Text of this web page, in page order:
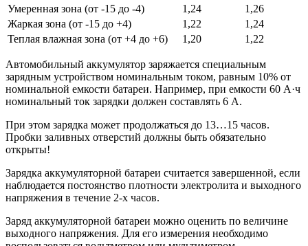
Умеренная зона (от -15 до -4)
1,24
1,26
Жаркая зона (от -15 до +4)
1,22
1,24
Теплая влажная зона (от +4 до +6)
1,20 1,22
Автомобильный аккумулятор заряжается специальным
зарядным устройством номинальным током, равным 10% от
номинальной емкости батареи. Например, при емкости 60 А·ч
номинальный ток зарядки должен составлять 6 А.
При этом зарядка может продолжаться до 13…15 часов.
Пробки заливных отверстий должны быть обязательно
открыты!
Зарядка аккумуляторной батареи считается завершенной, если
наблюдается постоянство плотности электролита и выходного
напряжения в течение 2-х часов.
Заряд аккумуляторной батареи можно оценить по величине
выходного напряжения. Для его измерения необходимо